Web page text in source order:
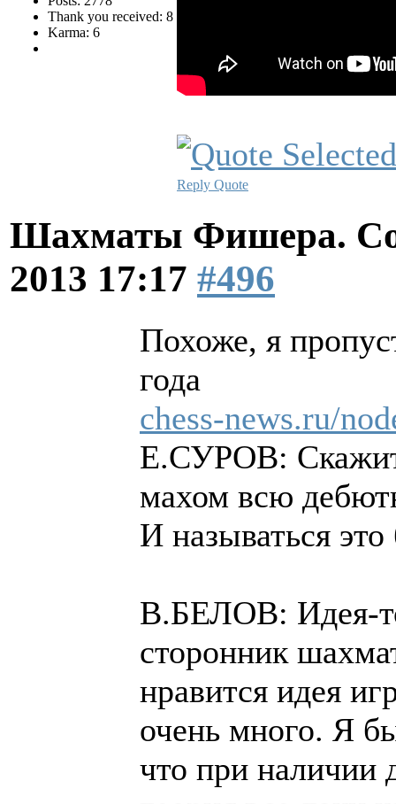
Thank you received: 8
Karma: 6
Reply Quote
Шахматы Фишера.
2013 17:17 #496
Похоже, я
года
chess-news.ru/
Е.СУРОВ:
махом всю
И называться
В.БЕЛОВ: Идея-
сторонник
нравится идея
очень много. Я
что при наличии